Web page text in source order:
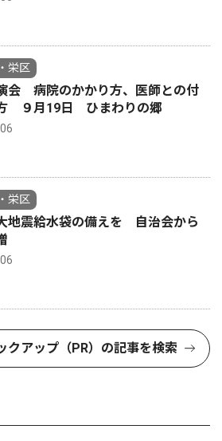
栄区
会 病院のかかり方、医師との付
９月19日 ひまわりの郷
栄区
地震給水袋の備えを 自治会から
クアップ（PR）の記事を検索